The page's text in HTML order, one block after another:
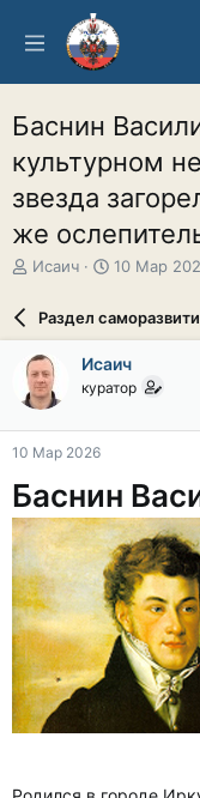
Баснин
культурном
звезда
же
А
о
р
т
е
м
ы
Исаич
Д
а
а
ч
л
10 Мар
Раздел
Исаич
куратор
10 Мар 2026
Баснин